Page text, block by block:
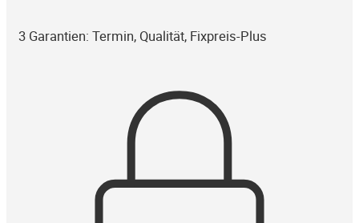
3 Garantien: Termin, Qualität, Fixpreis-Plus